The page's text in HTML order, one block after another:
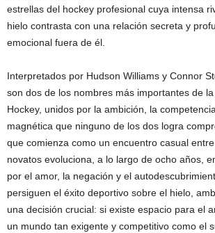
estrellas del hockey profesional cuya intensa
hielo contrasta con una relación secreta y
emocional fuera de él.
Interpretados por Hudson Williams y Connor
son dos de los nombres más importantes de
Hockey, unidos por la ambición, la
magnética que ninguno de los dos logra
que comienza como un encuentro casual
novatos evoluciona, a lo largo de ocho años,
por el amor, la negación y el
persiguen el éxito deportivo sobre el hielo,
una decisión crucial: si existe espacio para el
un mundo tan exigente y competitivo como el